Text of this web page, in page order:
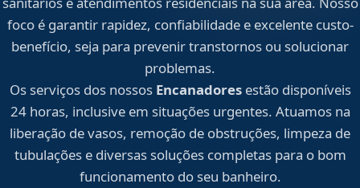
foco é garantir rapidez, confiabilidade e excelente custo-
benefício, seja para prevenir transtornos ou solucionar
problemas.
Os serviços dos nossos Encanadoresestão disponíveis
24 horas, inclusive em situações urgentes. Atuamos na
liberação de vasos, remoção de obstruções, limpeza de
tubulações e diversas soluções completas para o bom
funcionamento do seu banheiro.